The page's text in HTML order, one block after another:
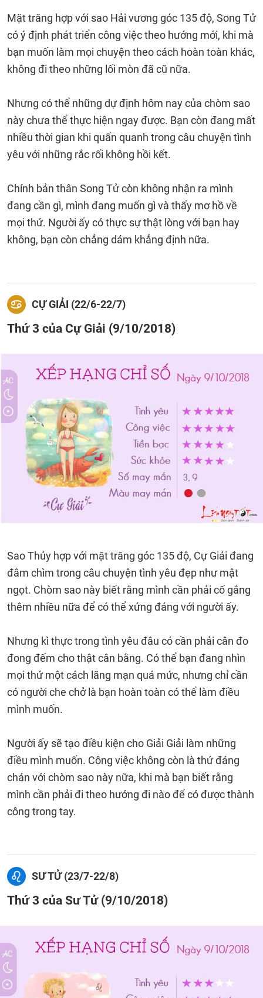
Mặt trăng hợp với sao Hải vương góc 135 độ, Song Tử
có ý định phát triển công việc theo hướng mới, khi mà
bạn muốn làm mọi chuyện theo cách hoàn toàn khác,
không đi theo những lối mòn đã cũ nữa.
Nhưng có thể những dự định hôm nay của chòm sao
này chưa thể thực hiện ngay được. Bạn còn đang mất
nhiều thời gian khi quẩn quanh trong câu chuyện tình
yêu với những rắc rối không hồi kết.
Chính bản thân Song Tử còn không nhận ra mình
đang cần gì, mình đang muốn gì và thấy mơ hồ về
mọi thứ. Người ấy có thực sự thật lòng với bạn hay
không, bạn còn chẳng dám khẳng định nữa.
CỰ GIẢI (22/6-22/7)
Thứ 3 của Cự Giải (9/10/2018)
Sao Thủy hợp với mặt trăng góc 135 độ, Cự Giải đang
đắm chìm trong câu chuyện tình yêu đẹp như mật
ngọt. Chòm sao này biết rằng mình cần phải cố gắng
thêm nhiều nữa để có thể xứng đáng với người ấy.
Nhưng kì thực trong tình yêu đâu có cần phải cân đo
đong đếm cho thật cân bằng. Có thể bạn đang nhìn
mọi thứ một cách lãng mạn quá mức, nhưng chỉ cần
có người che chở là bạn hoàn toàn có thể làm điều
mình muốn.
Người ấy sẽ tạo điều kiện cho Giải Giải làm những
điều mình muốn. Công việc không còn là thứ đáng
chán với chòm sao này nữa, khi mà bạn biết rằng
mình cần phải đi theo hướng đi nào để có được thành
công trong tay.
SƯ TỬ (23/7-22/8)
Thứ 3 của Sư Tử (9/10/2018)